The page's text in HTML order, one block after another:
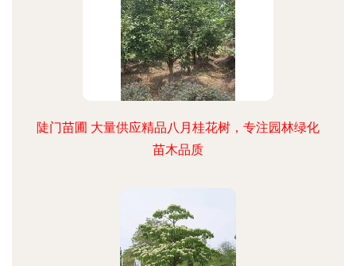
陡门苗圃 大量供应精品八月桂花树，专注园林绿化
苗木品质